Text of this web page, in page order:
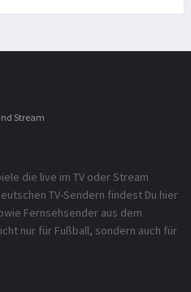
Stream
die live im TV oder Stream
TV-Sendern findest Du hier
Fernsehsender aus dem
nur für Fußball, sondern auch für